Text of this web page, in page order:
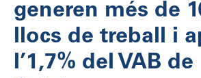
generen més de
llocs de treball i
l’1,7% del VAB de